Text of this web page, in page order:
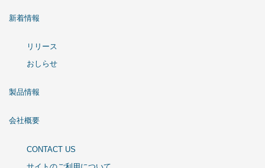
新着情報
リリース
おしらせ
製品情報
会社概要
CONTACT US